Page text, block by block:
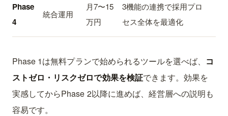
Phase
4
統合運用
月7〜15
万円
3機能の連携で採用プロ
セス全体を最適化
Phase 1は無料プランで始められるツールを選べば、 コ
ストゼロ・リスクゼロで効果を検証できます。効果を
実感してからPhase 2以降に進めば、経営層への説明も
容易です。